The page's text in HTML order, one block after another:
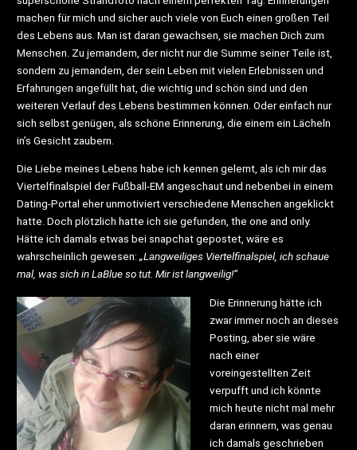
machen für mich und sicher auch viele von Euch einen großen Teil
des Lebens aus. Man ist daran gewachsen, sie machen Dich zum
Menschen. Zu jemandem, der nicht nur die Summe seiner Teile ist,
sondern zu jemandem, der sein Leben mit vielen Erlebnissen und
Erfahrungen angefüllt hat, die wichtig und schön sind und den
weiteren Verlauf des Lebens bestimmen können. Oder einfach nur
sich selbst genügen, als schöne Erinnerung, die einem ein Lächeln
in’s Gesicht zaubern.
Die Liebe meines Lebens habe ich kennen gelernt, als ich mir das
Viertelfinalspiel der Fußball-EM angeschaut und nebenbei in einem
Dating-Portal eher unmotiviert verschiedene Menschen angeklickt
hatte. Doch plötzlich hatte ich sie gefunden, the one and only.
Hätte ich damals etwas bei snapchat gepostet, wäre es
wahrscheinlich gewesen:„Langweiliges Viertelfinalspiel, ich schaue
mal, was sich in LaBlue so tut. Mir ist langweilig!“
Die Erinnerung hätte ich
zwar immer noch an dieses
Posting, aber sie wäre
nach einer
voreingestellten Zeit
verpufft und ich könnte
mich heute nicht mal mehr
daran erinnern, was genau
ich damals geschrieben